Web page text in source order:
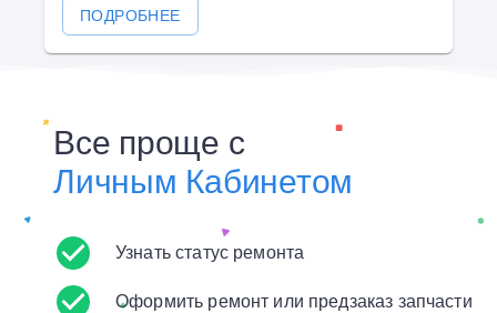
ПОДРОБНЕЕ
Все проще с
Личным Кабинетом
Узнать статус ремонта
Оформить ремонт или предзаказ запчасти